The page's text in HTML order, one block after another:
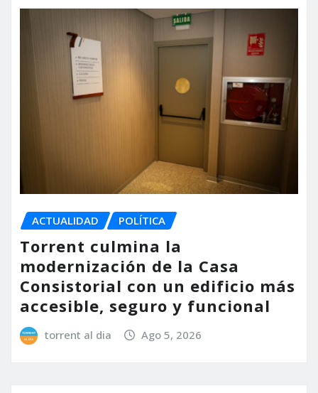
ACTUALIDAD POLÍTICA
Torrent culmina la
modernización de la Casa
Consistorial con un edificio más
accesible, seguro y funcional
torrent al dia Ago 5, 2026